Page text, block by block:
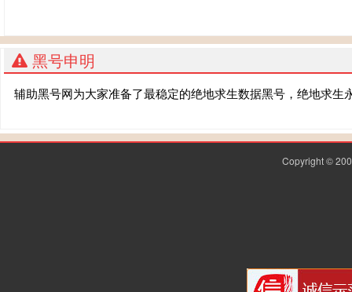
黑号申明
辅助黑号网为大家准备了最稳定的绝地求生数据黑号，绝地求
Copyright ©